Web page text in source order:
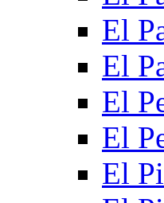
El
El
El
El
El